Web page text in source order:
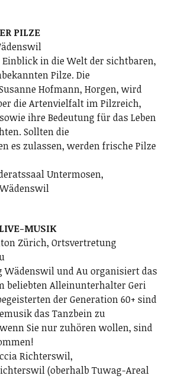
PILZE
in die Welt der sichtbaren,
Pilze. Die
Hofmann, Horgen, wird
die Artenvielfalt im Pilzreich,
ihre Bedeutung für das Leben
Sollten die
es zulassen, werden frische Pilze
Untermosen,
MUSIK
Zürich, Ortsvertretung
Wädenswil und Au organisiert das
beliebten Alleinunterhalter Geri
der Generation 60+ sind
das Tanzbein zu
Sie nur zuhören wollen, sind
Richterswil,
(oberhalb Tuwag-Areal